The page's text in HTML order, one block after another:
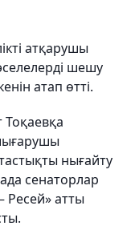
атқарушы
шешу
атап өтті.
нығайту
сенаторлар
Ресей» атты